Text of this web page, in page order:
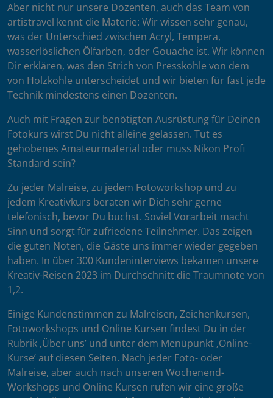
Aber nicht nur unsere Dozenten, auch das Team von
artistravel kennt die Materie: Wir wissen sehr genau,
was der Unterschied zwischen Acryl, Tempera,
wasserlöslichen Ölfarben, oder Gouache ist. Wir können
Dir erklären, was den Strich von Presskohle von dem
von Holzkohle unterscheidet und wir bieten für fast jede
Technik mindestens einen Dozenten.
Auch mit Fragen zur benötigten Ausrüstung für Deinen
Fotokurs wirst Du nicht alleine gelassen. Tut es
gehobenes Amateurmaterial oder muss Nikon Profi
Standard sein?
Zu jeder Malreise, zu jedem Fotoworkshop und zu
jedem Kreativkurs beraten wir Dich sehr gerne
telefonisch, bevor Du buchst. Soviel Vorarbeit macht
Sinn und sorgt für zufriedene Teilnehmer. Das zeigen
die guten Noten, die Gäste uns immer wieder gegeben
haben. In über 300 Kundeninterviews bekamen unsere
Kreativ-Reisen 2023 im Durchschnitt die Traumnote von
1,2.
Einige Kundenstimmen zu Malreisen, Zeichenkursen,
Fotoworkshops und Online Kursen findest Du in der
Rubrik ‚Über uns’ und unter dem Menüpunkt ‚Online-
Kurse’ auf diesen Seiten. Nach jeder Foto- oder
Malreise, aber auch nach unseren Wochenend-
Workshops und Online Kursen rufen wir eine große